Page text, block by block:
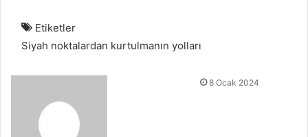
Etiketler
Siyah noktalardan kurtulmanın yolları
Bir 8 Ocak 2024